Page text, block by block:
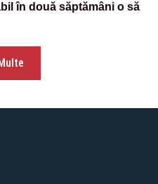
în două săptămâni o să